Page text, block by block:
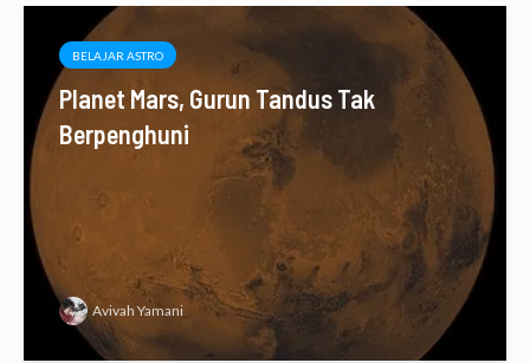
BELAJAR ASTRO
Planet Mars, Gurun Tandus Tak
Berpenghuni
Avivah Yamani